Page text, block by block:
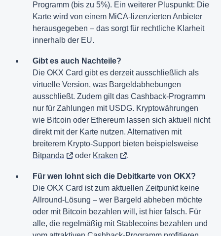
Programm (bis zu 5%). Ein weiterer Pluspunkt: Die
Karte wird von einem MiCA-lizenzierten Anbieter
herausgegeben – das sorgt für rechtliche Klarheit
innerhalb der EU.
Gibt es auch Nachteile?
Die OKX Card gibt es derzeit ausschließlich als
virtuelle Version, was Bargeldabhebungen
ausschließt. Zudem gilt das Cashback-Programm
nur für Zahlungen mit USDG. Kryptowährungen
wie Bitcoin oder Ethereum lassen sich aktuell nicht
direkt mit der Karte nutzen. Alternativen mit
breiterem Krypto-Support bieten beispielsweise
Bitpanda
oder Kraken .
Für wen lohnt sich die Debitkarte von OKX?
Die OKX Card ist zum aktuellen Zeitpunkt keine
Allround-Lösung – wer Bargeld abheben möchte
oder mit Bitcoin bezahlen will, ist hier falsch. Für
alle, die regelmäßig mit Stablecoins bezahlen und